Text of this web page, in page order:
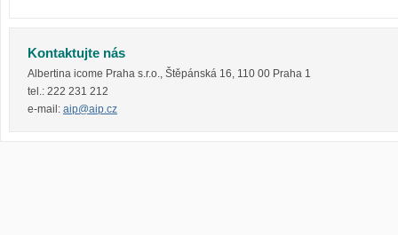
Kontaktujte nás
Albertina icome Praha s.r.o. Štěpánská 16 110 00 Praha 1
tel.: 222 231 212
e-mail: aip@aip.cz